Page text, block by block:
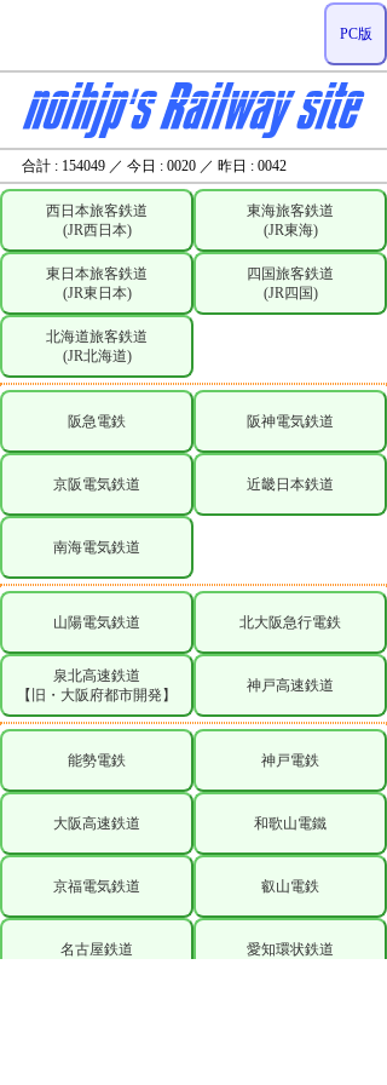
PC版
合計 : 154049 ／ 今日 : 0020 ／ 昨日 : 0042
西日本旅客鉄道
(JR西日本)
東海旅客鉄道
(JR東海)
東日本旅客鉄道
(JR東日本)
四国旅客鉄道
(JR四国)
北海道旅客鉄道
(JR北海道)
阪急電鉄 阪神電気鉄道
京阪電気鉄道 近畿日本鉄道
南海電気鉄道
山陽電気鉄道 北大阪急行電鉄
泉北高速鉄道
【旧・大阪府都市開発】
神戸高速鉄道
能勢電鉄 神戸電鉄
大阪高速鉄道 和歌山電鐵
京福電気鉄道 叡山電鉄
名古屋鉄道 愛知環状鉄道